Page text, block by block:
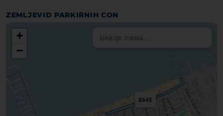
ZEMLJEVID PARKIRNIH CON
8645
+
−